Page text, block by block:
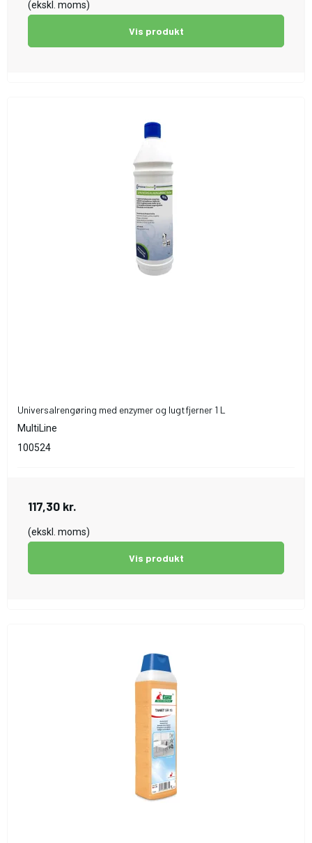
(ekskl. moms)
Vis produkt
Universalrengøring med enzymer og lugtfjerner 1 L
MultiLine
100524
117,30 kr.
(ekskl. moms)
Vis produkt